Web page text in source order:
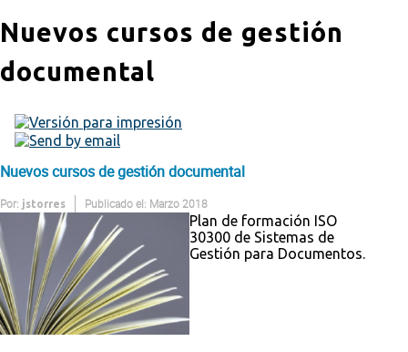
Nuevos cursos de gestión
documental
Nuevos cursos de gestión documental
Por: jstorres Publicado el: Marzo 2018
Plan de formación ISO
30300 de Sistemas de
Gestión para Documentos.